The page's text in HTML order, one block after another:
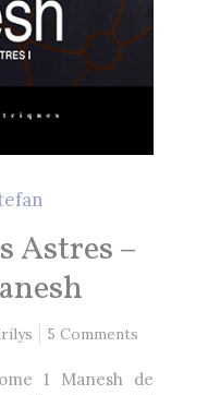
Astres –
5 Comments
1 Manesh de